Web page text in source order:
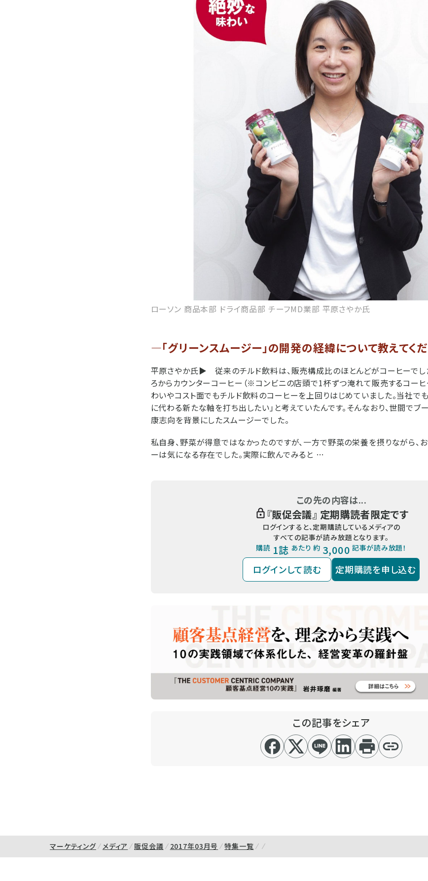
ローソン 商品本部 ドライ商品部 チーフMD業部 平原さやか氏
―「グリーンスムージー」の開発の経緯について教えてくだ
平原さやか氏▶ 従来のチルド飲料は、販売構成比のほとんどがコーヒーでし
ろからカウンターコーヒー（※コンビニの店頭で1杯ずつ淹れて販売するコーヒ
わいやコスト面でもチルド飲料のコーヒーを上回りはじめていました。当社で
に代わる新たな軸を打ち出したい」と考えていたんです。そんなおり、世間でブ
康志向を背景にしたスムージーでした。
私自身、野菜が得意ではなかったのですが、一方で野菜の栄養を摂りながら、
ーは気になる存在でした。実際に飲んでみると …
この先の内容は...
『販促会議』 定期購読者限定です
ログインすると、定期購読しているメディアの
すべての記事が読み放題となります。
購読 1誌 あたり 約 3,000 記事が読み放題！
ログインして読む 定期購読を申し込む
この記事をシェア
マーケティング メディア 販促会議 2017年03月号 特集一覧